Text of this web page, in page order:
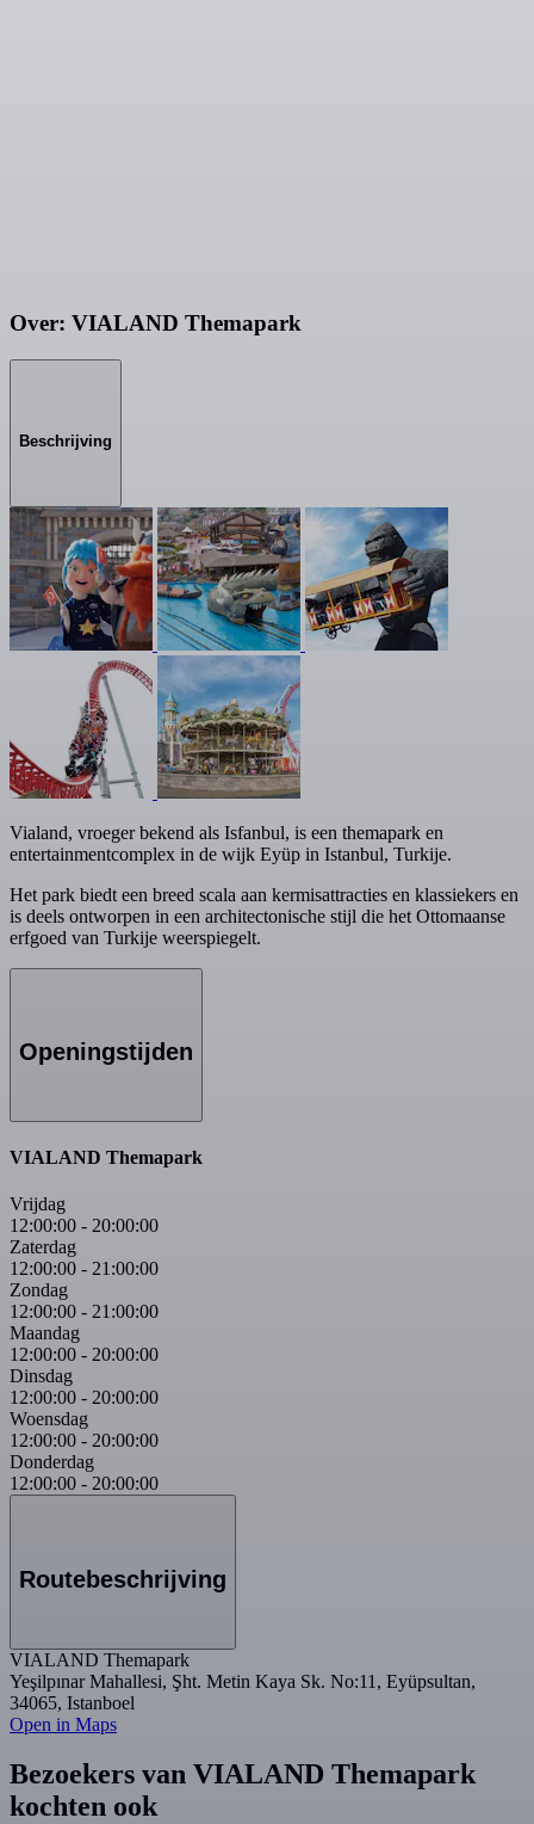
Over: VIALAND Themapark
Beschrijving
Vialand, vroeger bekend als Isfanbul, is een themapark en
entertainmentcomplex in de wijk Eyüp in Istanbul, Turkije.
Het park biedt een breed scala aan kermisattracties en klassiekers en
is deels ontworpen in een architectonische stijl die het Ottomaanse
erfgoed van Turkije weerspiegelt.
Openingstijden
VIALAND Themapark
Vrijdag
12:00:00 - 20:00:00
Zaterdag
12:00:00 - 21:00:00
Zondag
12:00:00 - 21:00:00
Maandag
12:00:00 - 20:00:00
Dinsdag
12:00:00 - 20:00:00
Woensdag
12:00:00 - 20:00:00
Donderdag
12:00:00 - 20:00:00
Routebeschrijving
VIALAND Themapark
Yeşilpınar Mahallesi, Şht. Metin Kaya Sk. No:11, Eyüpsultan,
34065, Istanboel
Open in Maps
Bezoekers van VIALAND Themapark
kochten ook